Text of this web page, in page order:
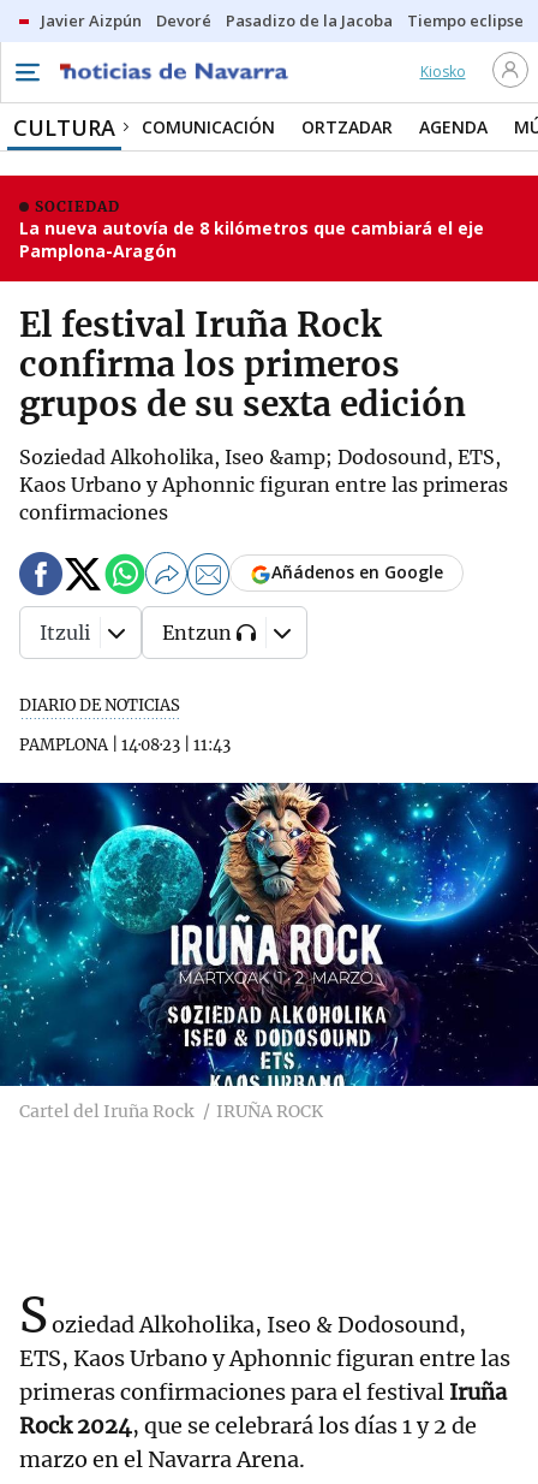
Javier Aizpún Devoré Pasadizo de la Jacoba Tiempo eclipse
Kiosko
CULTURA COMUNICACIÓN ORTZADAR AGENDA
SOCIEDAD
La nueva autovía de 8 kilómetros que cambiará el eje
Pamplona-Aragón
El festival Iruña Rock
confirma los primeros
grupos de su sexta edición
Soziedad Alkoholika, Iseo &amp; Dodosound, ETS,
Kaos Urbano y Aphonnic figuran entre las primeras
confirmaciones
DIARIO DE NOTICIAS
PAMPLONA| 14·08·23 11:43
Añádenos en Google
Itzuli Entzun
Cartel del Iruña Rock IRUÑA ROCK
Soziedad Alkoholika, Iseo & Dodosound,
ETS, Kaos Urbano y Aphonnic figuran entre las
primeras confirmaciones para el festival Iruña
Rock 2024, que se celebrará los días 1 y 2 de
marzo en el Navarra Arena.